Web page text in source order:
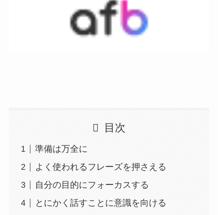
目次
準備は万全に
よく使われるフレーズを押さえる
自分の目的にフォーカスする
とにかく話すことに意識を向ける